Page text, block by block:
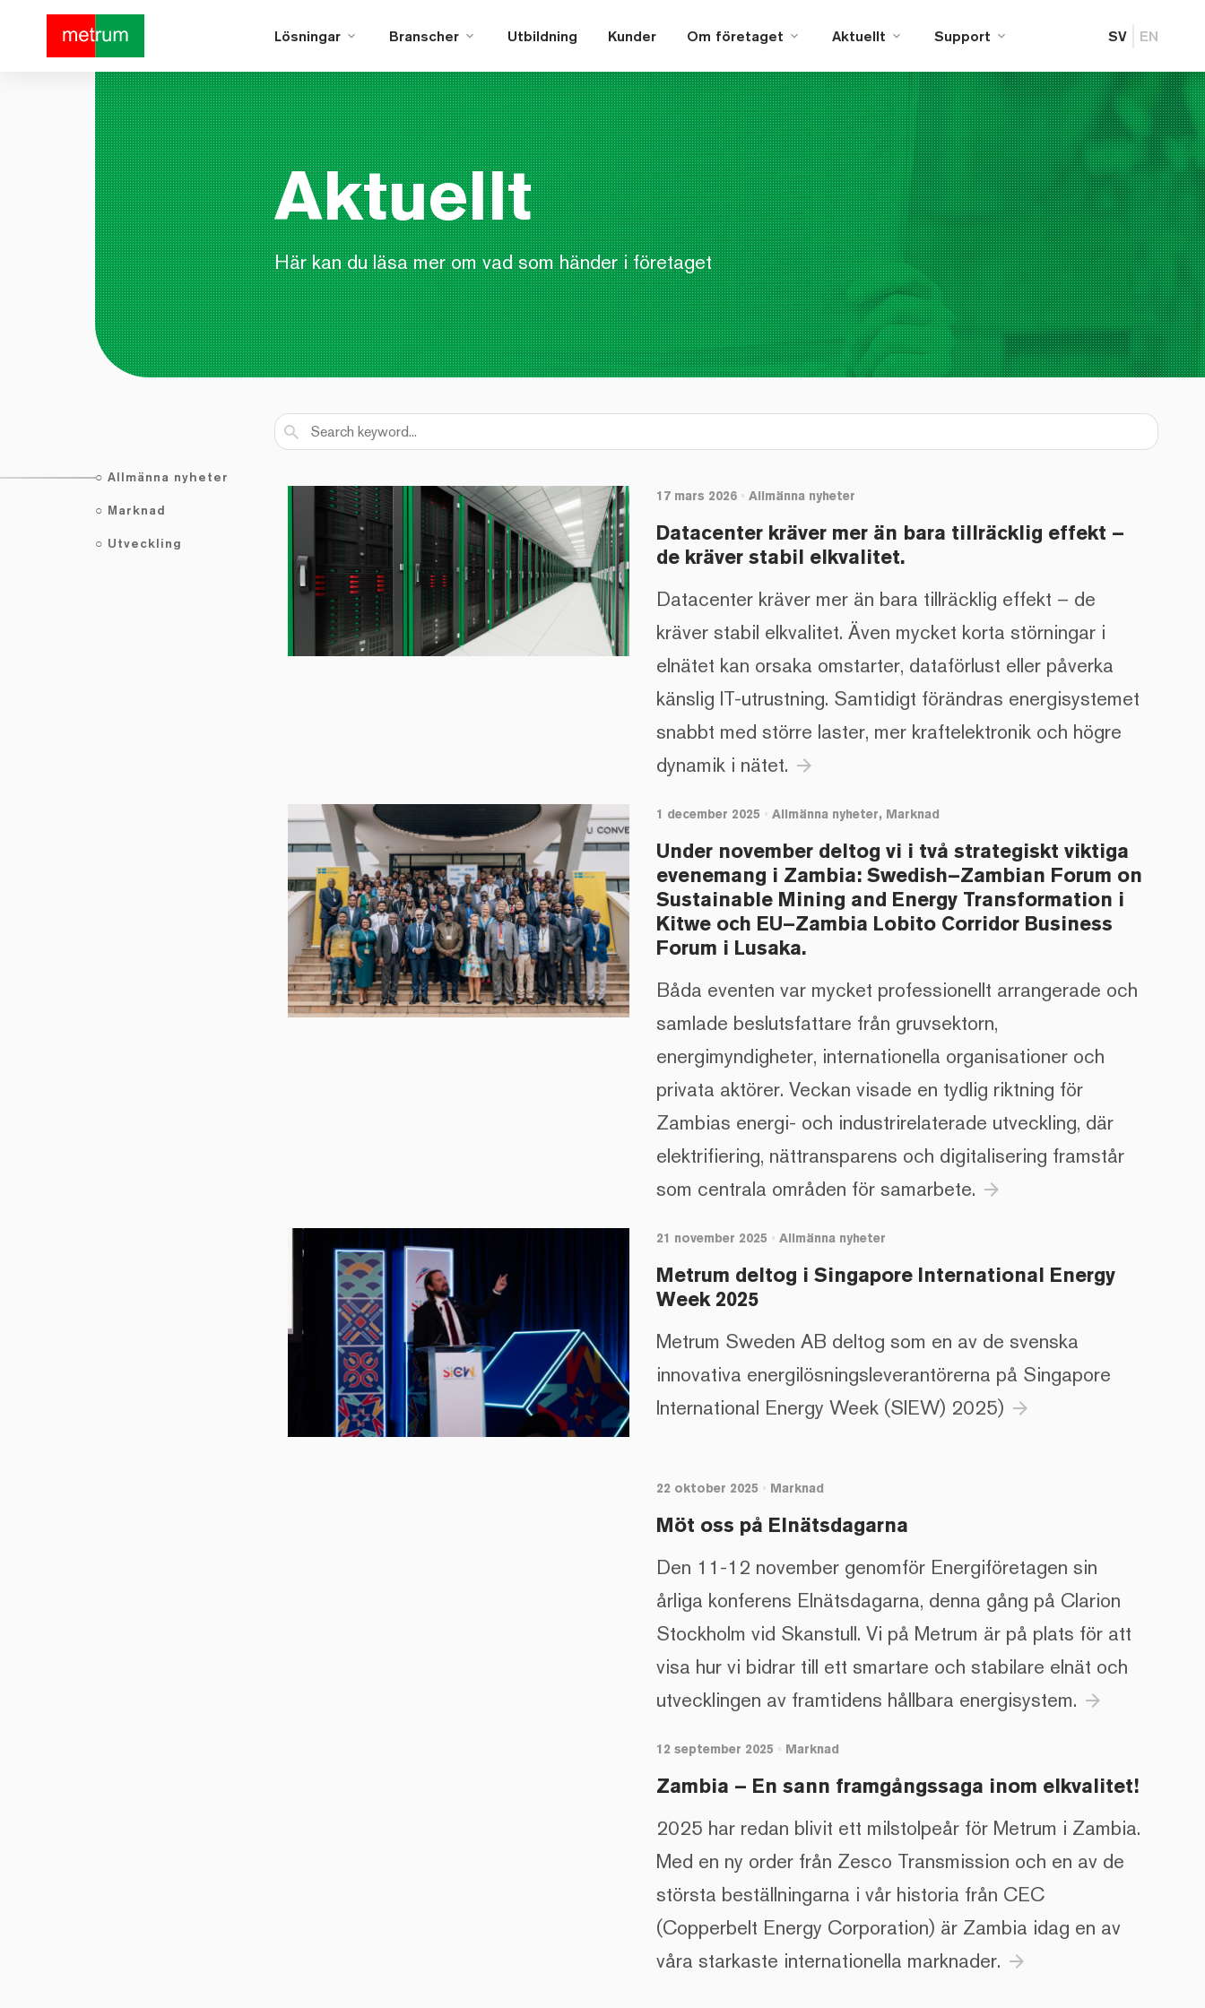
Lösningar Branscher Utbildning Kunder Om företaget Aktuellt Support SV EN
Aktuellt
Här kan du läsa mer om vad som händer i företaget
Allmänna nyheter
Marknad
Utveckling
Search
17 mars 2026• Allmänna nyheter
Datacenter kräver mer än bara tillräcklig effekt –
de kräver stabil elkvalitet.
Datacenter kräver mer än bara tillräcklig effekt – de
kräver stabil elkvalitet. Även mycket korta störningar i
elnätet kan orsaka omstarter, dataförlust eller påverka
känslig IT-utrustning. Samtidigt förändras energisystemet
snabbt med större laster, mer kraftelektronik och högre
dynamik i nätet. arrow_forward
1 december 2025 Allmänna nyheter, Marknad
Under november deltog vi i två strategiskt viktiga
evenemang i Zambia: Swedish–Zambian Forum on
Sustainable Mining and Energy Transformation i
Kitwe och EU–Zambia Lobito Corridor Business
Forum i Lusaka.
Båda eventen var mycket professionellt arrangerade och
samlade beslutsfattare från gruvsektorn,
energimyndigheter, internationella organisationer och
privata aktörer. Veckan visade en tydlig riktning för
Zambias energi- och industrirelaterade utveckling, där
elektrifiering, nättransparens och digitalisering framstår
som centrala områden för samarbete. arrow_forward
21 november 2025 Allmänna nyheter
Metrum deltog i Singapore International Energy
Week 2025
Metrum Sweden AB deltog som en av de svenska
innovativa energilösningsleverantörerna på Singapore
International Energy Week (SIEW) 2025) arrow_forward
22 oktober 2025 Marknad
Möt oss på Elnätsdagarna
Den 11-12 november genomför Energiföretagen sin
årliga konferens Elnätsdagarna, denna gång på Clarion
Stockholm vid Skanstull. Vi på Metrum är på plats för att
visa hur vi bidrar till ett smartare och stabilare elnät och
utvecklingen av framtidens hållbara energisystem. arrow_forward
12 september 2025 Marknad
Zambia – En sann framgångssaga inom elkvalitet!
2025 har redan blivit ett milstolpeår för Metrum i Zambia.
Med en ny order från Zesco Transmission och en av de
största beställningarna i vår historia från CEC
(Copperbelt Energy Corporation) är Zambia idag en av
våra starkaste internationella marknader. arrow_forward